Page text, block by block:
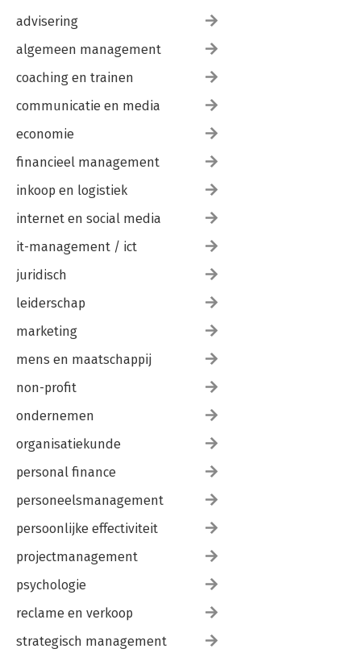
advisering
algemeen management
coaching en trainen
communicatie en media
economie
financieel management
inkoop en logistiek
internet en social media
it-management / ict
juridisch
leiderschap
marketing
mens en maatschappij
non-profit
ondernemen
organisatiekunde
personal finance
personeelsmanagement
persoonlijke effectiviteit
projectmanagement
psychologie
reclame en verkoop
strategisch management